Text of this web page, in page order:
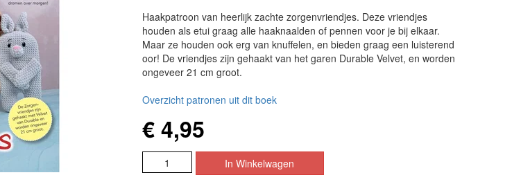
Haakpatroon van heerlijk zachte zorgenvriendjes. Deze vriendjes
houden als etui graag alle haaknaalden of pennen voor je bij elkaar.
Maar ze houden ook erg van knuffelen, en bieden graag een luisterend
oor! De vriendjes zijn gehaakt van het garen Durable Velvet, en worden
ongeveer 21 cm groot.
Overzicht patronen uit dit boek
€ 4,95